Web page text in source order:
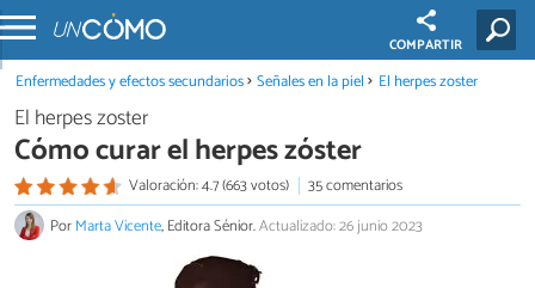
COMPARTIR
Enfermedades y efectos secundarios Señales en la piel El herpes zoster
El herpes zoster
Cómo curar el herpes zóster
Valoración: 4.7 (663 votos)
35 comentarios
PorMarta Vicente, Editora Sénior.Actualizado: 26 junio 2023